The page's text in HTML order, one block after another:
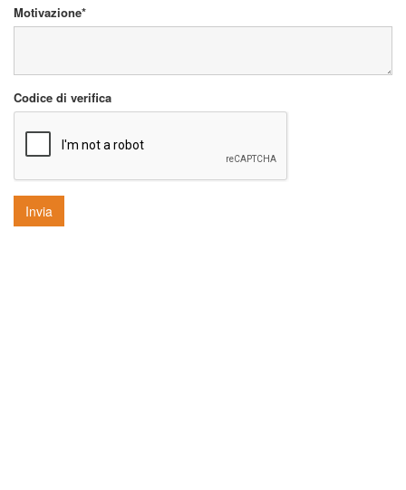
Motivazione*
Codice di verifica
Invia